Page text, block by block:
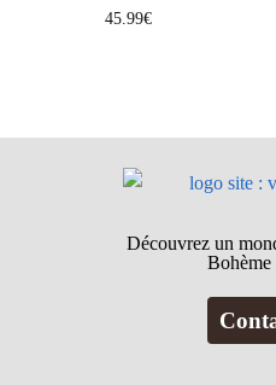
45.99€
Découvrez un
Bohème